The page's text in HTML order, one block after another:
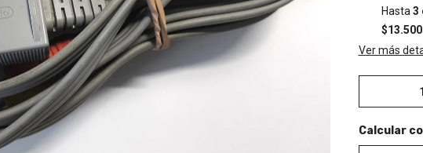
Hasta 3
$13.500
Ver más
Calcular